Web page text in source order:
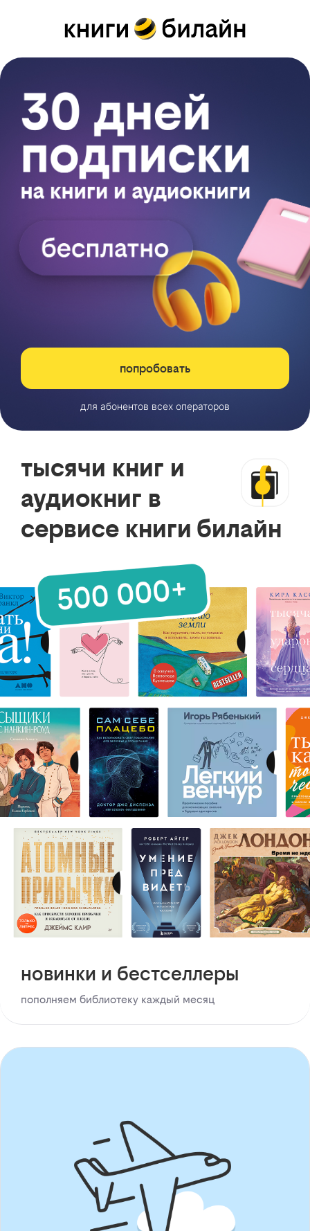
попробовать
для абонентов всех операторов
тысячи книг и
аудиокниг в
сервисе книги билайн
новинки и бестселлеры
пополняем библиотеку каждый месяц